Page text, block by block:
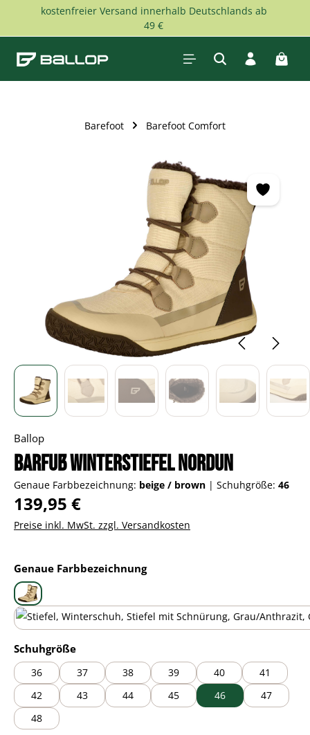
Zum Hauptinhalt springen
kostenfreier Versand innerhalb Deutschlands ab
49 €
Barefoot Barefoot Comfort
Ballop
Barfuß Winterstiefel Nordun
Genaue Farbbezeichnung: beige / brown | Schuhgröße: 46
Regulärer Preis:
139,95 €
Preise inkl. MwSt. zzgl. Versandkosten
Genaue Farbbezeichnungauswählen
beige / brown
Schuhgrößeauswählen
36 37 38 39 40
41
42
43 44 45 46
47
48